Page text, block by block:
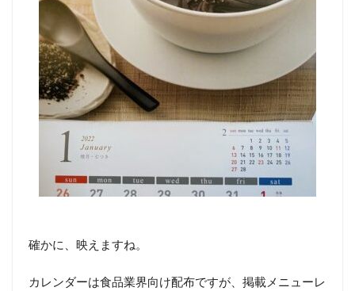
確かに、映えますね。
カレンダーは食品業界向け配布ですが、掲載メニューレ